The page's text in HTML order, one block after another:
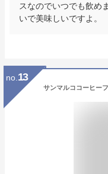
スなのでいつでも飲め
いで美味しいですよ。
no. 13